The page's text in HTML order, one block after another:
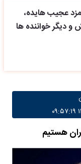
عجیب هایده،
و دیگر خواننده ها
هستیم